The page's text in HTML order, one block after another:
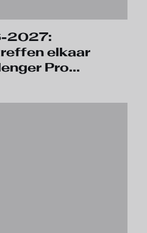
2027:
elkaar
Pro